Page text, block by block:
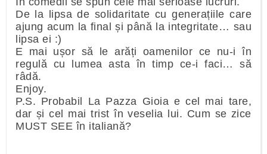
De la lipsa de solidaritate cu generațiile care
ajung acum la final și până la integritate… sau
lipsa ei :)
E mai ușor să le arăți oamenilor ce nu-i în
regulă cu lumea asta în timp ce-i faci… să
râdă.
Enjoy.
P.S. Probabil La Pazza Gioia e cel mai tare,
dar și cel mai trist în veselia lui. Cum se zice
MUST SEE în italiană?